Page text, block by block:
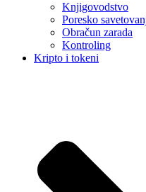
Knjigovodstvo
Poresko
Obračun zarada
Kontroling
Kripto i tokeni